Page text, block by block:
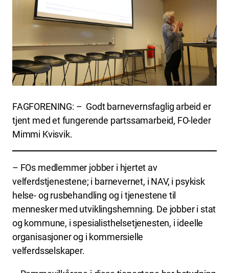
FAGFORENING: – Godt barnevernsfaglig arbeid er
tjent med et fungerende partssamarbeid, FO-leder
Mimmi Kvisvik.
– FOs medlemmer jobber i hjertet av
velferdstjenestene; i barnevernet, i NAV, i psykisk
helse- og rusbehandling og i tjenestene til
mennesker med utviklingshemning. De jobber i stat
og kommune, i spesialisthelsetjenesten, i ideelle
organisasjoner og i kommersielle
velferdsselskaper.